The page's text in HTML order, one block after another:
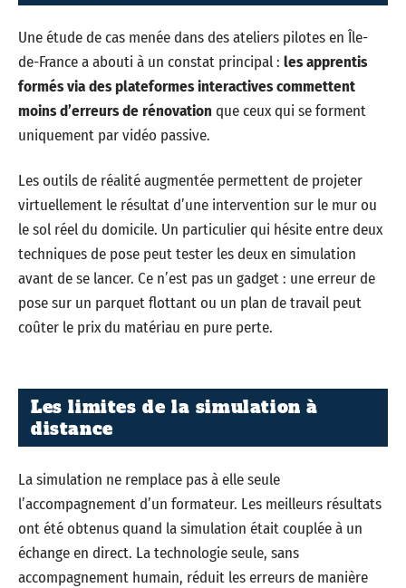
Une étude de cas menée dans des ateliers pilotes en Île-
de-France a abouti à un constat principal : les apprentis
formés via des plateformes interactives commettent
moins d’erreurs de rénovation que ceux qui se forment
uniquement par vidéo passive.
Les outils de réalité augmentée permettent de projeter
virtuellement le résultat d’une intervention sur le mur ou
le sol réel du domicile. Un particulier qui hésite entre deux
techniques de pose peut tester les deux en simulation
avant de se lancer. Ce n’est pas un gadget : une erreur de
pose sur un parquet flottant ou un plan de travail peut
coûter le prix du matériau en pure perte.
Les limites de la simulation à
distance
La simulation ne remplace pas à elle seule
l’accompagnement d’un formateur. Les meilleurs résultats
ont été obtenus quand la simulation était couplée à un
échange en direct. La technologie seule, sans
accompagnement humain, réduit les erreurs de manière